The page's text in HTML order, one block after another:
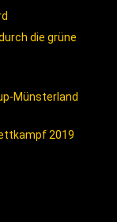
die grüne
Münsterland
2019